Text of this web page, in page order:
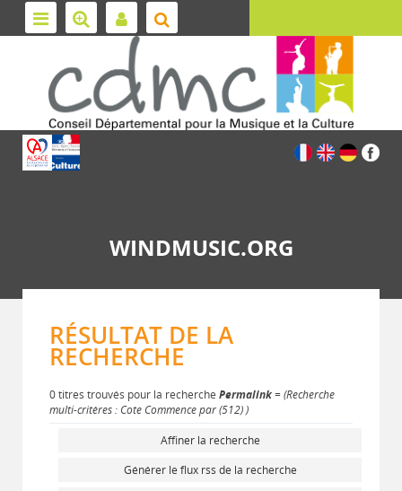
WINDMUSIC.ORG
RÉSULTAT DE LA
RECHERCHE
0 titres trouvés pour la recherche Permalink= (Recherche
multi-critères : Cote Commence par (512) )
Affiner la recherche
Générer le flux rss de la recherche